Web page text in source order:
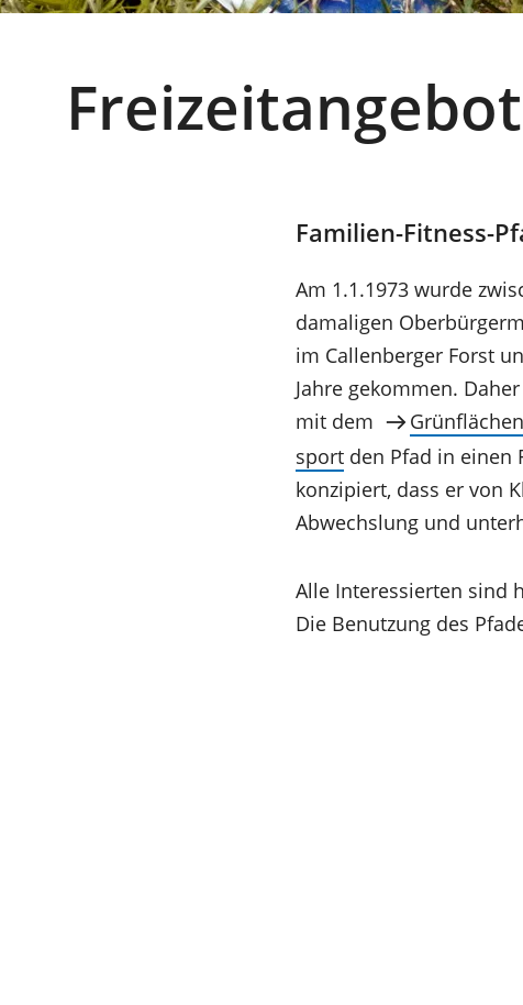
Familien-Fitness-
Am 1.1.1973 wurde
damaligen
im Callenberger Forst
Jahre gekommen.
mit dem
sport den Pfad in einen
konzipiert, dass er von
Abwechslung und
Alle Interessierten sind
Die Benutzung des